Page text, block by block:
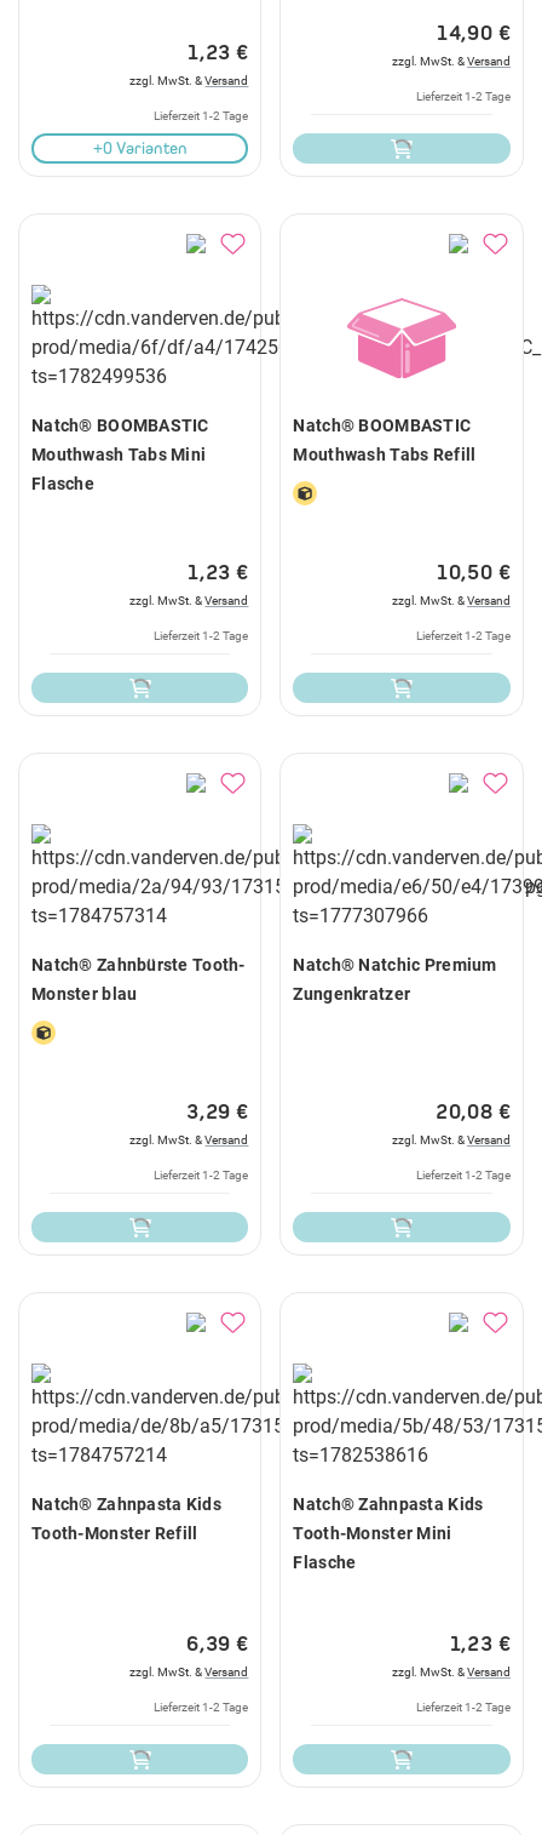
1,23 €
zzgl. MwSt. &Versand
Lieferzeit 1-2 Tage
+0 Varianten
14,90 €
zzgl. MwSt. &Versand
Lieferzeit 1-2 Tage
Natch® BOOMBASTIC
Mouthwash Tabs Mini
Flasche
1,23 €
zzgl. MwSt. &Versand
Lieferzeit 1-2 Tage
Natch® BOOMBASTIC
Mouthwash Tabs Refill
10,50 €
zzgl. MwSt. &Versand
Lieferzeit 1-2 Tage
Natch® Zahnbürste Tooth-
Monster blau
3,29 €
zzgl. MwSt. &Versand
Lieferzeit 1-2 Tage
Natch® Natchic Premium
Zungenkratzer
20,08 €
zzgl. MwSt. &Versand
Lieferzeit 1-2 Tage
Natch® Zahnpasta Kids
Tooth-Monster Refill
6,39 €
zzgl. MwSt. &Versand
Lieferzeit 1-2 Tage
Natch® Zahnpasta Kids
Tooth-Monster Mini
Flasche
1,23 €
zzgl. MwSt. &Versand
Lieferzeit 1-2 Tage